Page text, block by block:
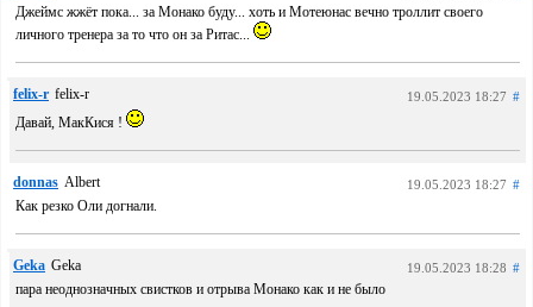
Джеймс жжёт пока... за Монако буду... хоть и Мотеюнас вечно троллит своего
личного тренера за то что он за Ритас...
felix-r felix-r 19.05.2023 18:27 #
Давай, МакКися !
donnas Albert 19.05.2023 18:27 #
Как резко Оли догнали.
Geka Geka 19.05.2023 18:28 #
пара неоднозначных свистков и отрыва Монако как и не было